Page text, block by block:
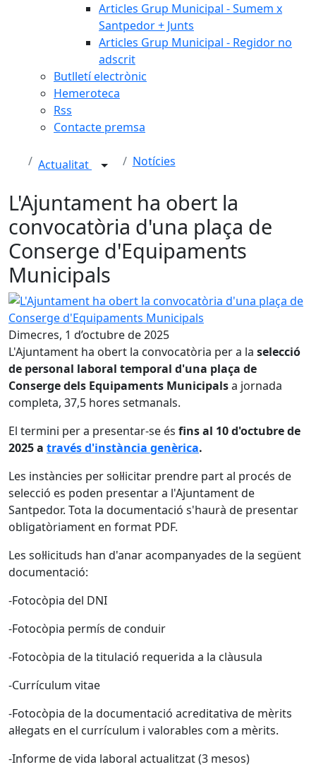
Articles Grup Municipal - Sumem x
Santpedor + Junts
Articles Grup Municipal - Regidor no
adscrit
Butlletí electrònic
Hemeroteca
Rss
Contacte premsa
Actualitat Notícies
L'Ajuntament ha obert la
convocatòria d'una plaça de
Conserge d'Equipaments
Municipals
L'Ajuntament ha obert la convocatòria d'una plaça de
Dimecres, 1 d’octubre de 2025
L'Ajuntament ha obert la convocatòria per a la selecció
de personal laboral temporal d'una plaça de
Conserge dels Equipaments Municipalsa jornada
completa, 37,5 hores setmanals.
El termini per a presentar-se és fins al 10 d'octubre de
2025 a través d'instància genèrica.
Les instàncies per sol·licitar prendre part al procés de
selecció es poden presentar a l'Ajuntament de
Santpedor. Tota la documentació s'haurà de presentar
obligatòriament en format PDF.
Les sol·licituds han d'anar acompanyades de la següent
documentació:
-Fotocòpia del DNI
-Fotocòpia permís de conduir
-Fotocòpia de la titulació requerida a la clàusula
-Currículum vitae
-Fotocòpia de la documentació acreditativa de mèrits
al·legats en el currículum i valorables com a mèrits.
-Informe de vida laboral actualitzat (3 mesos)